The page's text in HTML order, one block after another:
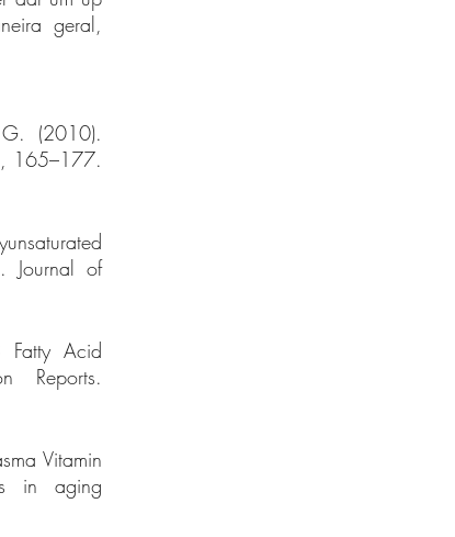
geral,
(2010).
165–177.
Journal of
Fatty Acid
Reports.
Vitamin
in aging